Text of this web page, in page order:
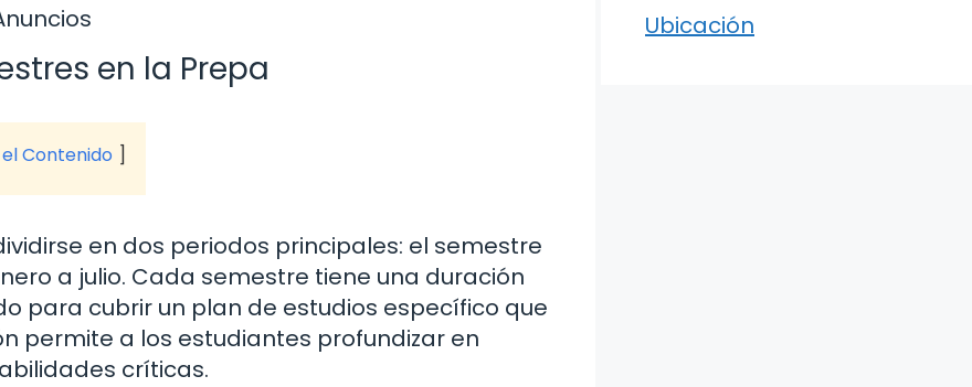
en la Prepa
Contenido
en dos periodos principales: el semestre
a julio. Cada semestre tiene una duración
para cubrir un plan de estudios específico que
permite a los estudiantes profundizar en
críticas.
Ubicación